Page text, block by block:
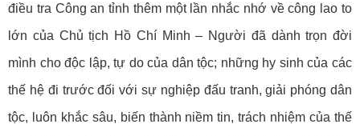
điều tra Công an tỉnh thêm một lần nhắc nhớ về công lao to
lớn của Chủ tịch Hồ Chí Minh – Người đã dành trọn đời
mình cho độc lập, tự do của dân tộc; những hy sinh của các
thế hệ đi trước đối với sự nghiệp đấu tranh, giải phóng dân
tộc, luôn khắc sâu, biến thành niềm tin, trách nhiệm của thế